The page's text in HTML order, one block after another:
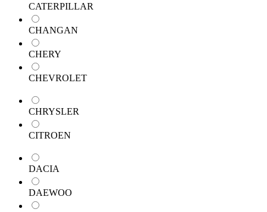
CATERPILLAR
CHANGAN
CHERY
CHEVROLET
CHRYSLER
CITROEN
DACIA
DAEWOO